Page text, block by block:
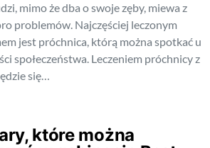
mimo że dba o swoje zęby, miewa z
problemów. Najczęściej leczonym
jest próchnica, którą można spotkać u
społeczeństwa. Leczeniem próchnicy z
się…
które można